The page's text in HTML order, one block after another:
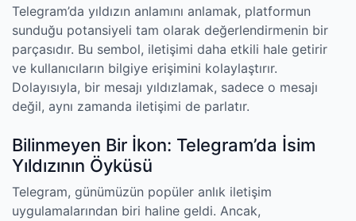
Telegram’da yıldızın anlamını anlamak, platformun
sunduğu potansiyeli tam olarak değerlendirmenin bir
parçasıdır. Bu sembol, iletişimi daha etkili hale getirir
ve kullanıcıların bilgiye erişimini kolaylaştırır.
Dolayısıyla, bir mesajı yıldızlamak, sadece o mesajı
değil, aynı zamanda iletişimi de parlatır.
Bilinmeyen Bir İkon: Telegram’da İsim
Yıldızının Öyküsü
Telegram, günümüzün popüler anlık iletişim
uygulamalarından biri haline geldi. Ancak,